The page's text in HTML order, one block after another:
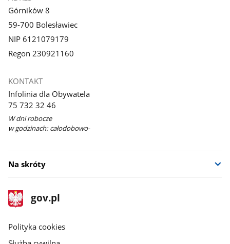
Górników 8
59-700 Bolesławiec
NIP 6121079179
Regon 230921160
KONTAKT
Infolinia dla Obywatela
75 732 32 46
W dni robocze
w godzinach: całodobowo-
Na skróty
stopka
gov.pl
Strona
gov.pl
gov.pl
Polityka cookies